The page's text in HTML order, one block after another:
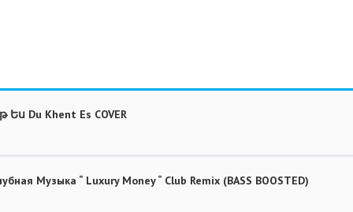
Du Khent Es COVER
Музыка “ Luxury Money “ Club Remix (BASS BOOSTED)